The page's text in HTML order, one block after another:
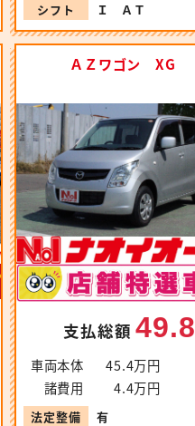
シフト
Ｉ ＡＴ
ＡＺワゴン XG
支払総額49.8
車両本体
45.4万円
諸費用
4.4万円
法定整備
有